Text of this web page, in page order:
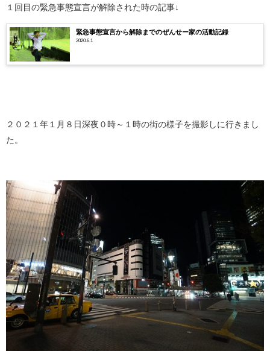
１回目の緊急事態宣言が解除された時の記事↓
緊急事態宣言から解除までのぜんせー家の活動記録
2020.6.1
２０２１年１月８日深夜０時～１時の街の様子を撮影しに行きまし
た。